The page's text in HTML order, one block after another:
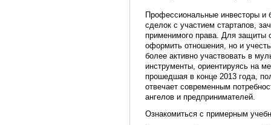
Профессиональные инвесторы и
сделок с участием стартапов,
применимого права. Для защиты
оформить отношения, но и
более активно участвовать в
инструменты, ориентируясь на
прошедшая в конце 2013 года,
отвечает современным
ангелов и предпринимателей.
Ознакомиться с примерным